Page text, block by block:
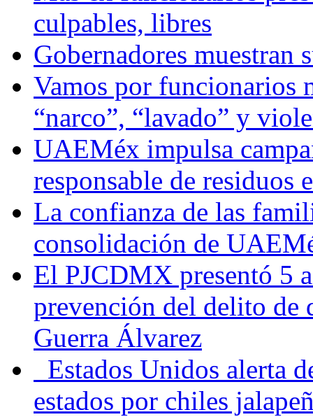
culpables, libres
Gobernadores muestran
Vamos por funcionarios
“narco”, “lavado” y
UAEMéx impulsa
responsable de residuos
La confianza de las
consolidación de
El PJCDMX presentó 5
prevención del delito de
Guerra Álvarez
Estados Unidos alerta
estados por chiles